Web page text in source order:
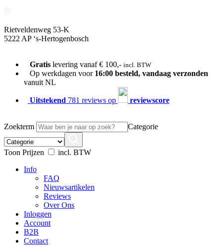
Rietveldenweg 53-K
5222 AP ‘s-Hertogenbosch
Gratislevering vanaf € 100,- incl. BTW
Op werkdagen voor 16:00 besteld, vandaag verzonden
vanuit NL
Uitstekend 781 reviews op reviewscore
Zoekterm Categorie
Toon Prijzen
incl. BTW
Info
FAQ
Nieuwsartikelen
Reviews
Over Ons
Inloggen
Account
B2B
Contact